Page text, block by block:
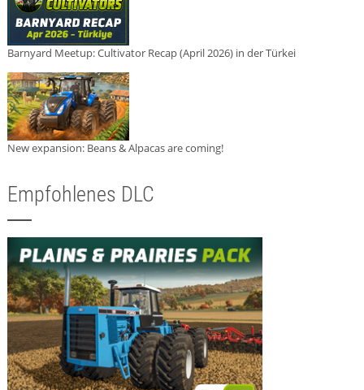
Barnyard Meetup: Cultivator Recap (April 2026) in der Türkei
New expansion: Beans & Alpacas are coming!
Empfohlenes DLC